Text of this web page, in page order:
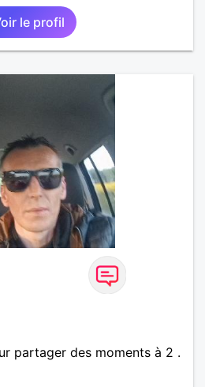
le profil
partager des moments à 2 .